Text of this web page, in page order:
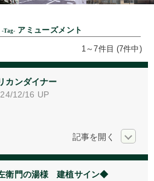
問
観条例
After
工
ン
わせ
-Tag- アミューズメント
1～7件目 (7件中)
カンダイナー
12/16 UP
衛門の湯様　建植サイン◆